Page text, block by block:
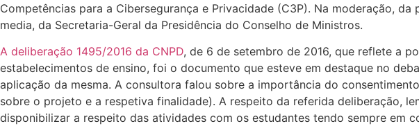
Competências para a Cibersegurança e Privacidade (C3P). Na moderação,
media, da Secretaria-Geral da Presidência do Conselho de Ministros.
A deliberação 1495/2016 da CNPD, de 6 de setembro de 2016, que reflete a
estabelecimentos de ensino, foi o documento que esteve em destaque no
aplicação da mesma. A consultora falou sobre a importância do
sobre o projeto e a respetiva finalidade). A respeito da referida deliberação,
disponibilizar a respeito das atividades com os estudantes tendo sempre em